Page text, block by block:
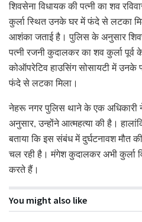
शिवसेना विधायक की पत्नी का शव
कुर्ला स्थित उनके घर में फंदे से लटका
आशंका जताई है। पुलिस के अनुसार
पत्नी रजनी कुदालकर का शव कुर्ला
कोऑपरेटिव हाउसिंग सोसायटी में
फंदे से लटका मिला।
नेहरू नगर पुलिस थाने के एक अधिकारी
अनुसार, उन्होंने आत्महत्या की है।
बताया कि इस संबंध में दुर्घटनावश मौत
चल रही है। मंगेश कुदालकर अभी कुर्ला
करते हैं।
You might also like